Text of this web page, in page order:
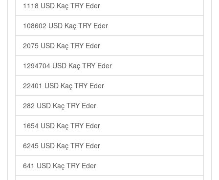
1118 USD Kaç TRY Eder
108602 USD Kaç TRY Eder
2075 USD Kaç TRY Eder
1294704 USD Kaç TRY Eder
22401 USD Kaç TRY Eder
282 USD Kaç TRY Eder
1654 USD Kaç TRY Eder
6245 USD Kaç TRY Eder
641 USD Kaç TRY Eder